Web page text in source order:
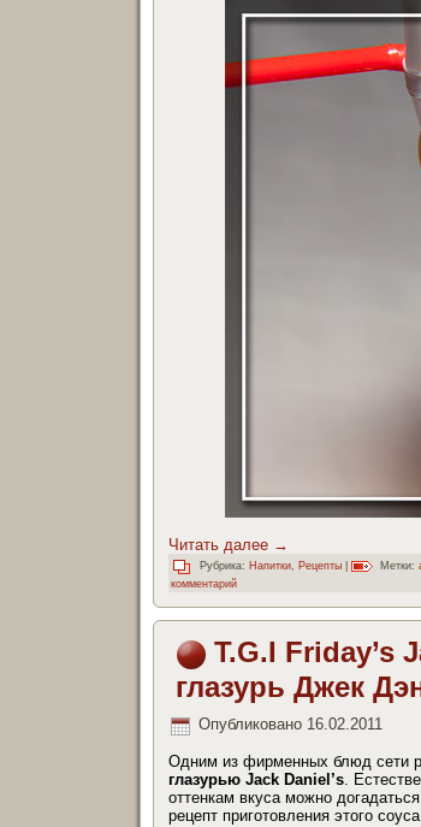
Читать далее →
Рубрика: Напитки, Рецепты Метки:
комментарий
T.G.I Friday’s
глазурь Джек
Опубликовано 16.02.2011
Одним из фирменных блюд сети
глазурью Jack Daniel’s .
оттенкам вкуса можно
рецепт приготовления этого